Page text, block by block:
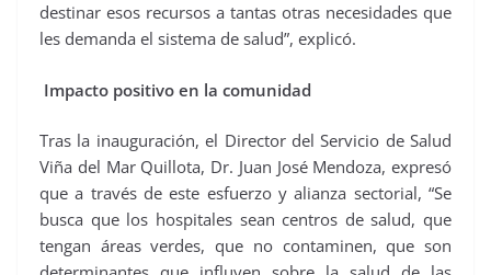
destinar esos recursos a tantas otras necesidades que
les demanda el sistema de salud”, explicó.
Impacto positivo en la comunidad
Tras la inauguración, el Director del Servicio de Salud
Viña del Mar Quillota, Dr. Juan José Mendoza, expresó
que a través de este esfuerzo y alianza sectorial, “Se
busca que los hospitales sean centros de salud, que
tengan áreas verdes, que no contaminen, que son